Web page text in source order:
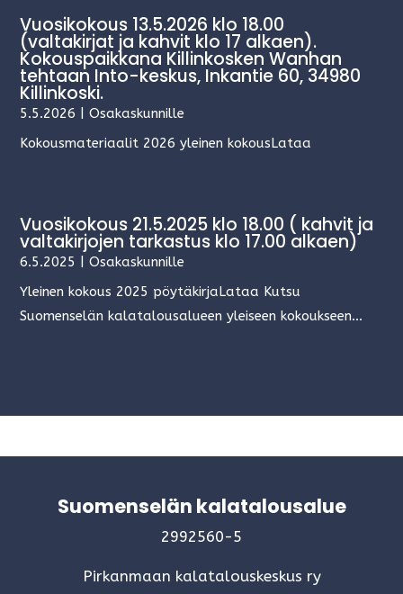
Vuosikokous 13.5.2026 klo 18.00
(valtakirjat ja kahvit klo 17 alkaen).
Kokouspaikkana Killinkosken Wanhan
tehtaan Into-keskus, Inkantie 60, 34980
Killinkoski.
5.5.2026 |Osakaskunnille
Kokousmateriaalit 2026 yleinen kokousLataa
Vuosikokous 21.5.2025 klo 18.00 ( kahvit ja
valtakirjojen tarkastus klo 17.00 alkaen)
6.5.2025 |Osakaskunnille
Yleinen kokous 2025 pöytäkirjaLataa Kutsu
Suomenselän kalatalousalueen yleiseen kokoukseen...
Suomenselän kalatalousalue
2992560-5
Pirkanmaan kalatalouskeskus ry